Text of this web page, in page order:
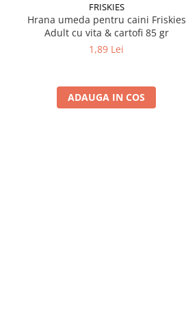
FRISKIES
Hrana umeda pentru caini Friskies
Adult cu vita & cartofi 85 gr
1,89 Lei
ADAUGA IN COS